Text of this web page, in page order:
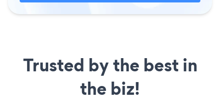
Trusted by the best in
the biz!